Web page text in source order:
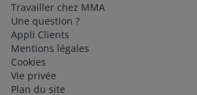
Travailler chez MMA
Une question ?
Appli Clients
Mentions légales
Cookies
Vie privée
Plan du site